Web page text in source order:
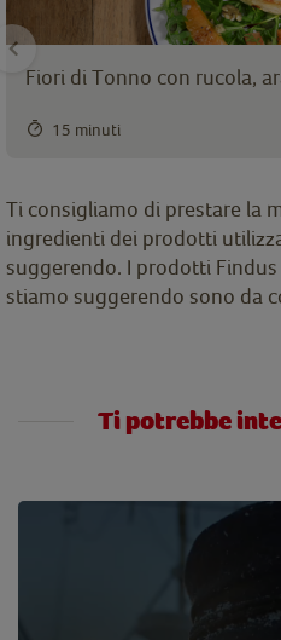
Fiori di Tonno con rucola,
15 minuti
Ti consigliamo di prestare la
ingredienti dei prodotti
suggerendo. I prodotti
stiamo suggerendo sono da
Ti potrebbe